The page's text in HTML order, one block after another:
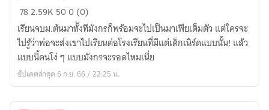
มังกร
งาน
เข้า
(จบ
แล้ว)
782.59K 500 (0)
เรียนจบม.ต้นมาทัังทีมังกรก็พร้อมจะไปเป็นมาเฟียเต็มตัว แต่ใครจะ
ไปรู้ว่าพ่อจะส่งเขาไปเรียนต่อโรงเรียนที่มีแต่เด็กเนิร์ดแบบนั้น! แล้ว
แบบนี้คนโง่ ๆ แบบมังกรจะรอดไหมเนี่ย
อัปเดตล่าสุด 6 ก.ย. 66 / 22:25 น.